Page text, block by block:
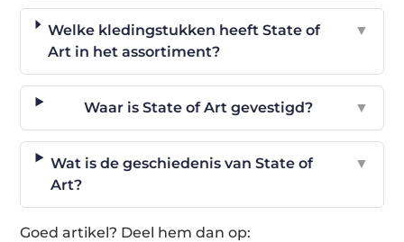
Welke kledingstukken heeft State of
Art in het assortiment?
▼
Waar is State of Art gevestigd? ▼
Wat is de geschiedenis van State of
Art?
▼
Goed artikel? Deel hem dan op: